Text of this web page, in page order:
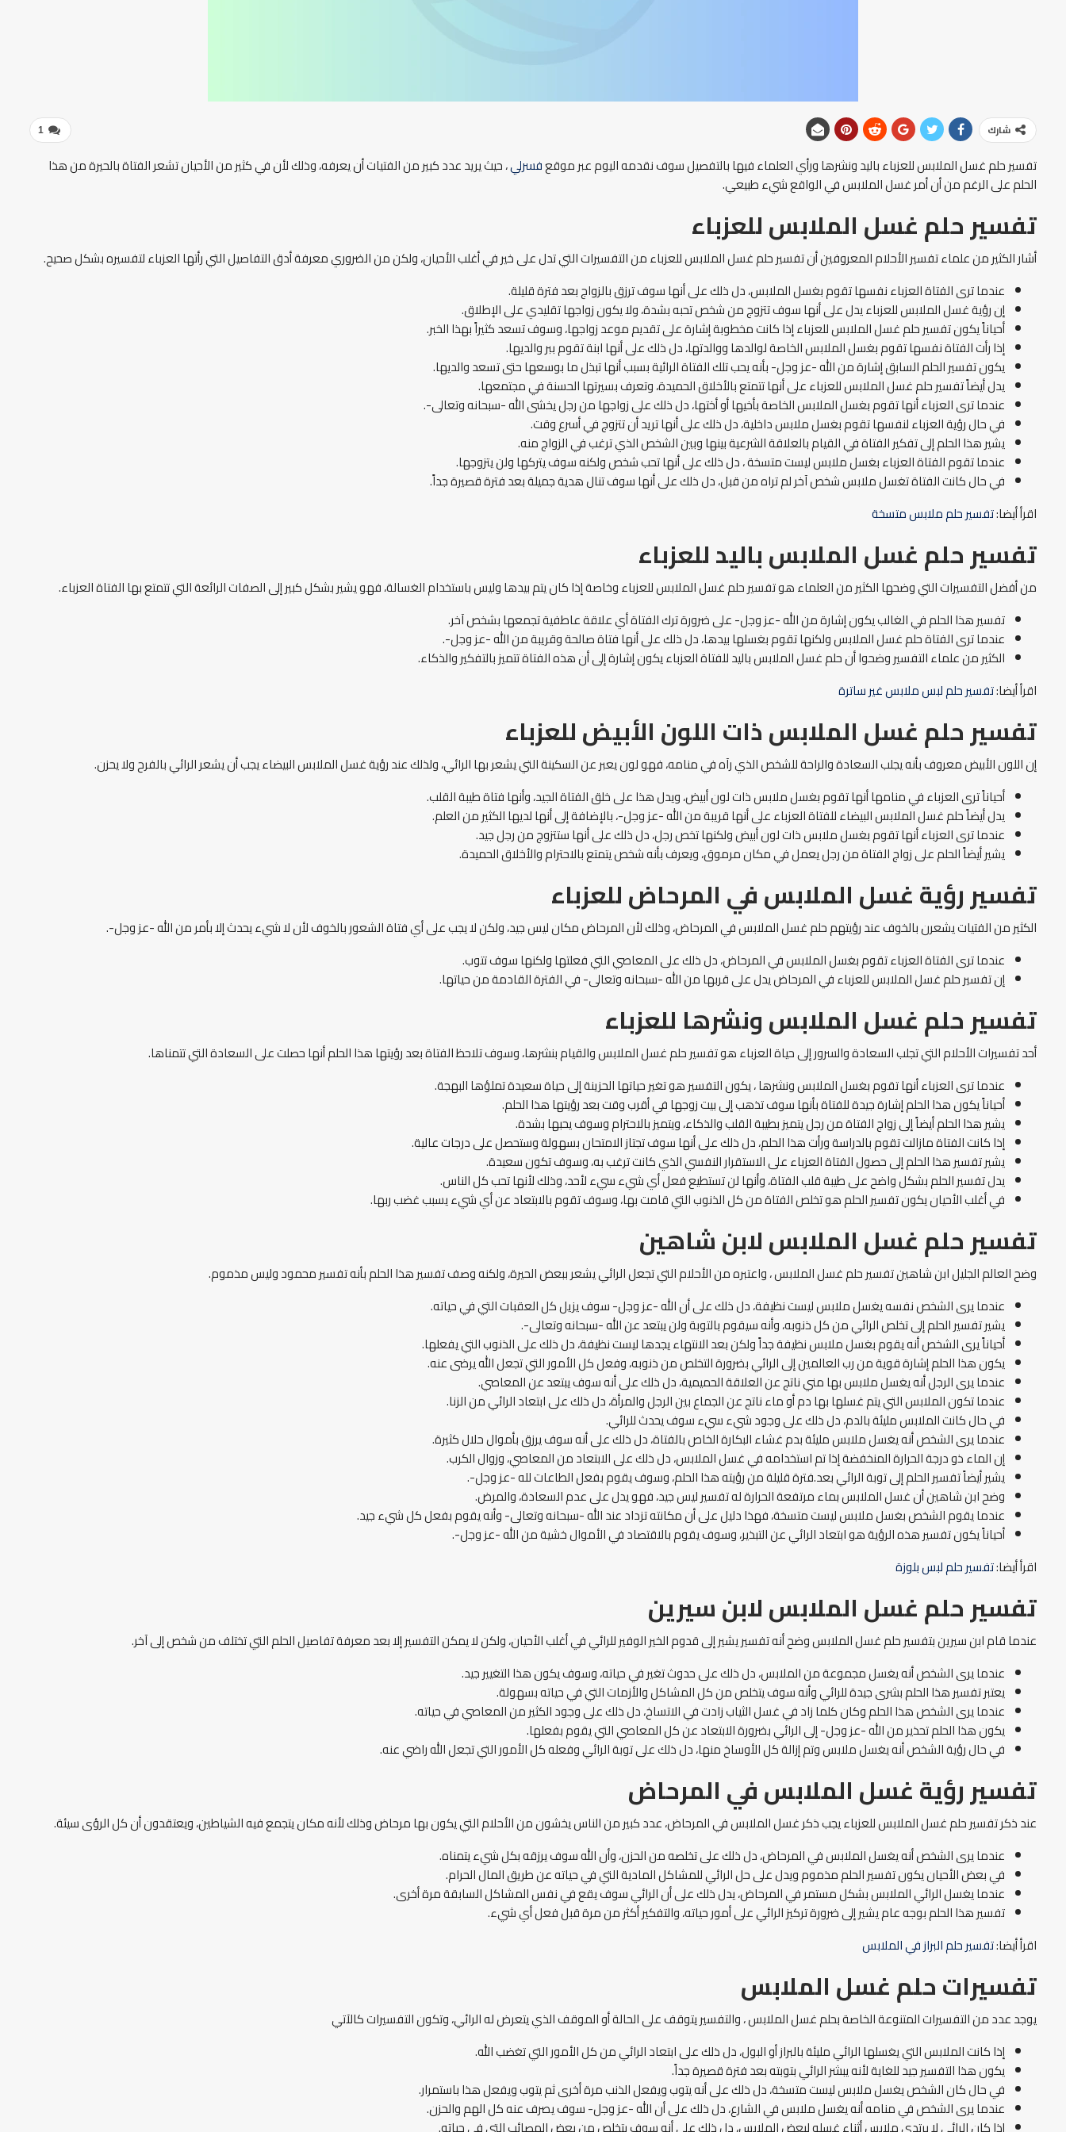
1 شارك
تفسير حلم غسل الملابس للعزباء باليد ونشرها ورأي العلماء فيها بالتفصيل سوف نقدمه اليوم عبر موقعفسرلي، حيث يريد عدد كبير من الفتيات أن يعرفه، وذلك لأن في كثير من الأحيان تشعر الفتاة بالحيرة من هذا
الحلم على الرغم من أن أمر غسل الملابس في الواقع شيء طبيعي.
تفسير حلم غسل الملابس للعزباء
أشار الكثير من علماء تفسير الأحلام المعروفين أن تفسير حلم غسل الملابس للعزباء من التفسيرات التي تدل على خير في أغلب الأحيان، ولكن من الضروري معرفة أدق التفاصيل التي رأتها العزباء لتفسيره بشكل صحيح.
عندما ترى الفتاة العزباء نفسها تقوم بغسل الملابس، دل ذلك على أنها سوف ترزق بالزواج بعد فترة قليلة.
إن رؤية غسل الملابس للعزباء يدل على أنها سوف تتزوج من شخص تحبه بشدة، ولا يكون زواجها تقليدي على الإطلاق.
أحياناً يكون تفسير حلم غسل الملابس للعزباء إذا كانت مخطوبة إشارة على تقديم موعد زواجها، وسوف تسعد كثيراً بهذا الخبر.
إذا رأت الفتاة نفسها تقوم بغسل الملابس الخاصة لوالدها ووالدتها، دل ذلك على أنها ابنة تقوم ببر والديها.
يكون تفسير الحلم السابق إشارة من الله -عز وجل- بأنه يحب تلك الفتاة الرائية بسبب أنها تبذل ما بوسعها حتى تسعد والديها.
يدل أيضاً تفسير حلم غسل الملابس للعزباء على أنها تتمتع بالأخلاق الحميدة، وتعرف بسيرتها الحسنة في مجتمعها.
عندما ترى العزباء أنها تقوم بغسل الملابس الخاصة بأخيها أو أختها، دل ذلك على زواجها من رجل يخشى الله -سبحانه وتعالى-.
في حال رؤية العزباء لنفسها تقوم بغسل ملابس داخلية، دل ذلك على أنها تريد أن تتزوج في أسرع وقت.
يشير هذا الحلم إلى تفكير الفتاة في القيام بالعلاقة الشرعية بينها وبين الشخص الذي ترغب في الزواج منه.
عندما تقوم الفتاة العزباء بغسل ملابس ليست متسخة ، دل ذلك على أنها تحب شخص ولكنه سوف يتركها ولن يتزوجها.
في حال كانت الفتاة تغسل ملابس شخص آخر لم تراه من قبل، دل ذلك على أنها سوف تنال هدية جميلة بعد فترة قصيرة جداً.
اقرأ أيضا:تفسير حلم ملابس متسخة
تفسير حلم غسل الملابس باليد للعزباء
من أفضل التفسيرات التي وضحها الكثير من العلماء هو تفسير حلم غسل الملابس للعزباء وخاصة إذا كان يتم بيدها وليس باستخدام الغسالة، فهو يشير بشكل كبير إلى الصفات الرائعة التي تتمتع بها الفتاة العزباء.
تفسير هذا الحلم في الغالب يكون إشارة من الله -عز وجل- على ضرورة ترك الفتاة أي علاقة عاطفية تجمعها بشخص آخر.
عندما ترى الفتاة حلم غسل الملابس ولكنها تقوم بغسلها بيدها، دل ذلك على أنها فتاة صالحة وقريبة من الله -عز وجل-.
الكثير من علماء التفسير وضحوا أن حلم غسل الملابس باليد للفتاة العزباء يكون إشارة إلى أن هذه الفتاة تتميز بالتفكير والذكاء.
اقرأ أيضا:تفسير حلم لبس ملابس غير ساترة
تفسير حلم غسل الملابس ذات اللون الأبيض للعزباء
إن اللون الأبيض معروف بأنه يجلب السعادة والراحة للشخص الذي رآه في منامه، فهو لون يعبر عن السكينة التي يشعر بها الرائي، ولذلك عند رؤية غسل الملابس البيضاء يجب أن يشعر الرائي بالفرح ولا يحزن.
أحياناً ترى العزباء في منامها أنها تقوم بغسل ملابس ذات لون أبيض، ويدل هذا على خلق الفتاة الجيد، وأنها فتاة طيبة القلب.
يدل أيضاً حلم غسل الملابس البيضاء للفتاة العزباء على أنها قريبة من الله -عز وجل-، بالإضافة إلى أنها لديها الكثير من العلم.
عندما ترى العزباء أنها تقوم بغسل ملابس ذات لون أبيض ولكنها تخص رجل، دل ذلك على أنها ستتزوج من رجل جيد.
يشير أيضاً الحلم على زواج الفتاة من رجل يعمل في مكان مرموق، ويعرف بأنه شخص يتمتع بالاحترام والأخلاق الحميدة.
تفسير رؤية غسل الملابس في المرحاض للعزباء
الكثير من الفتيات يشعرن بالخوف عند رؤيتهم حلم غسل الملابس في المرحاض، وذلك لأن المرحاض مكان ليس جيد، ولكن لا يجب على أي فتاة الشعور بالخوف لأن لا شيء يحدث إلا بأمر من الله -عز وجل-.
عندما ترى الفتاة العزباء تقوم بغسل الملابس في المرحاض، دل ذلك على المعاصي التي فعلتها ولكنها سوف تتوب.
إن تفسير حلم غسل الملابس للعزباء في المرحاض يدل على قربها من الله -سبحانه وتعالى- في الفترة القادمة من حياتها.
تفسير حلم غسل الملابس ونشرها للعزباء
أحد تفسيرات الأحلام التي تجلب السعادة والسرور إلى حياة العزباء هو تفسير حلم غسل الملابس والقيام بنشرها، وسوف تلاحظ الفتاة بعد رؤيتها هذا الحلم أنها حصلت على السعادة التي تتمناها.
عندما ترى العزباء أنها تقوم بغسل الملابس ونشرها ، يكون التفسير هو تغير حياتها الحزينة إلى حياة سعيدة تملؤها البهجة.
أحياناً يكون هذا الحلم إشارة جيدة للفتاة بأنها سوف تذهب إلى بيت زوجها في أقرب وقت بعد رؤيتها هذا الحلم.
يشير هذا الحلم أيضاً إلى زواج الفتاة من رجل يتميز بطيبة القلب والذكاء، ويتميز بالاحترام وسوف يحبها بشدة.
إذا كانت الفتاة مازالت تقوم بالدراسة ورأت هذا الحلم، دل ذلك على أنها سوف تجتاز الامتحان بسهولة وستحصل على درجات عالية.
يشير تفسير هذا الحلم إلى حصول الفتاة العزباء على الاستقرار النفسي الذي كانت ترغب به، وسوف تكون سعيدة.
يدل تفسير الحلم بشكل واضح على طيبة قلب الفتاة، وأنها لن تستطيع فعل أي شيء سيء لأحد، وذلك لأنها تحب كل الناس.
في أغلب الأحيان يكون تفسير الحلم هو تخلص الفتاة من كل الذنوب التي قامت بها، وسوف تقوم بالابتعاد عن أي شيء يسبب غضب ربها.
تفسير حلم غسل الملابس لابن شاهين
وضح العالم الجليل ابن شاهين تفسير حلم غسل الملابس ، واعتبره من الأحلام التي تجعل الرائي يشعر ببعض الحيرة، ولكنه وصف تفسير هذا الحلم بأنه تفسير محمود وليس مذموم.
عندما يرى الشخص نفسه يغسل ملابس ليست نظيفة، دل ذلك على أن الله -عز وجل- سوف يزيل كل العقبات التي في حياته.
يشير تفسير الحلم إلى تخلص الرائي من كل ذنوبه، وأنه سيقوم بالتوبة ولن يبتعد عن الله -سبحانه وتعالى-.
أحياناً يرى الشخص أنه يقوم بغسل ملابس نظيفة جداً ولكن بعد الانتهاء يجدها ليست نظيفة، دل ذلك على الذنوب التي يفعلها.
يكون هذا الحلم إشارة قوية من رب العالمين إلى الرائي بضرورة التخلص من ذنوبه، وفعل كل الأمور التي تجعل الله يرضى عنه.
عندما يرى الرجل أنه يغسل ملابس بها مني ناتج عن العلاقة الحميمية، دل ذلك على أنه سوف يبتعد عن المعاصي.
عندما تكون الملابس التي يتم غسلها بها دم أو ماء ناتج عن الجماع بين الرجل والمرأة، دل ذلك على ابتعاد الرائي من الزنا.
في حال كانت الملابس مليئة بالدم، دل ذلك على وجود شيء سيء سوف يحدث للرائي.
عندما يرى الشخص أنه يغسل ملابس مليئة بدم غشاء البكارة الخاص بالفتاة، دل ذلك على أنه سوف يرزق بأموال حلال كثيرة.
إن الماء ذو درجة الحرارة المنخفضة إذا تم استخدامه في غسل الملابس، دل ذلك على الابتعاد من المعاصي، وزوال الكرب.
يشير أيضاً تفسير الحلم إلى توبة الرائي بعد.فترة قليلة من رؤيته هذا الحلم، وسوف يقوم بفعل الطاعات لله -عز وجل-.
وضح ابن شاهين أن غسل الملابس بماء مرتفعة الحرارة له تفسير ليس جيد، فهو يدل على عدم السعادة، والمرض.
عندما يقوم الشخص بغسل ملابس ليست متسخة، فهذا دليل على أن مكانته تزداد عند الله -سبحانه وتعالى- وأنه يقوم بفعل كل شيء جيد.
أحياناً يكون تفسير هذه الرؤية هو ابتعاد الرائي عن التبذير، وسوف يقوم بالاقتصاد في الأموال خشية من الله -عز وجل-.
اقرأ أيضا:تفسير حلم لبس بلوزة
تفسير حلم غسل الملابس لابن سيرين
عندما قام ابن سيرين بتفسير حلم غسل الملابس وضح أنه تفسير يشير إلى قدوم الخير الوفير للرائي في أغلب الأحيان، ولكن لا يمكن التفسير إلا بعد معرفة تفاصيل الحلم التي تختلف من شخص إلى آخر.
عندما يرى الشخص أنه يغسل مجموعة من الملابس، دل ذلك على حدوث تغير في حياته، وسوف يكون هذا التغيير جيد.
يعتبر تفسير هذا الحلم بشرى جيدة للرائي وأنه سوف يتخلص من كل المشاكل والأزمات التي في حياته بسهولة.
عندما يرى الشخص هذا الحلم وكان كلما زاد في غسل الثياب زادت في الاتساخ، دل ذلك على وجود الكثير من المعاصي في حياته.
يكون هذا الحلم تحذير من الله -عز وجل- إلى الرائي بضرورة الابتعاد عن كل المعاصي التي يقوم بفعلها.
في حال رؤية الشخص أنه يغسل ملابس وتم إزالة كل الأوساخ منها، دل ذلك على توبة الرائي وفعله كل الأمور التي تجعل الله راضي عنه.
تفسير رؤية غسل الملابس في المرحاض
عند ذكر تفسير حلم غسل الملابس للعزباء يجب ذكر غسل الملابس في المرحاض، عدد كبير من الناس يخشون من الأحلام التي يكون بها مرحاض وذلك لأنه مكان يتجمع فيه الشياطين، ويعتقدون أن كل الرؤى سيئة.
عندما يرى الشخص أنه يغسل الملابس في المرحاض، دل ذلك على تخلصه من الحزن، وأن الله سوف يرزقه بكل شيء يتمناه.
في بعض الأحيان يكون تفسير الحلم مذموم ويدل على حل الرائي للمشاكل المادية التي في حياته عن طريق المال الحرام.
عندما يغسل الرائي الملابس بشكل مستمر في المرحاض، يدل ذلك على أن الرائي سوف يقع في نفس المشاكل السابقة مرة أخرى.
تفسير هذا الحلم بوجه عام يشير إلى ضرورة تركيز الرائي على أمور حياته، والتفكير أكثر من مرة قبل فعل أي شيء.
اقرأ أيضا:تفسير حلم البراز في الملابس
تفسيرات حلم غسل الملابس
يوجد عدد من التفسيرات المتنوعة الخاصة بحلم غسل الملابس ، والتفسير يتوقف على الحالة أو الموقف الذي يتعرض له الرائي، وتكون التفسيرات كالآتي
إذا كانت الملابس التي يغسلها الرائي مليئة بالبراز أو البول، دل ذلك على ابتعاد الرائي من كل الأمور التي تغضب الله.
يكون هذا التفسير جيد للغاية لأنه يبشر الرائي بتوبته بعد فترة قصيرة جداً.
في حال كان الشخص يغسل ملابس ليست متسخة، دل ذلك على أنه يتوب ويفعل الذنب مرة أخرى ثم يتوب ويفعل هذا باستمرار.
عندما يرى الشخص في منامه أنه يغسل ملابس في الشارع، دل ذلك على أن الله -عز وجل- سوف يصرف عنه كل الهم والحزن.